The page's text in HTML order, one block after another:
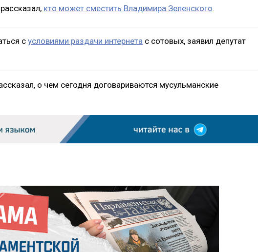
рассказал, кто может сместить Владимира Зеленского.
с условиями раздачи интернета с сотовых, заявил депутат
о чем сегодня договариваются мусульманские